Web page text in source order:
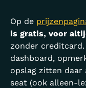
Op de
is gratis, voor
zonder
dashboard,
opslag zitten
seat (ook alleen-